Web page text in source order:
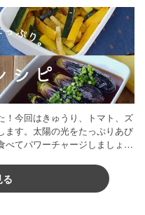
！今回はきゅうり、トマト、ズ
ます。太陽の光をたっぷりあび
べてパワーチャージしましょう